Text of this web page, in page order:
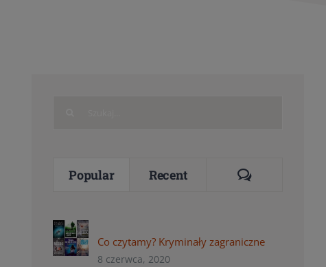
Popular Recent Comments
Co czytamy? Kryminały zagraniczne
8 czerwca, 2020